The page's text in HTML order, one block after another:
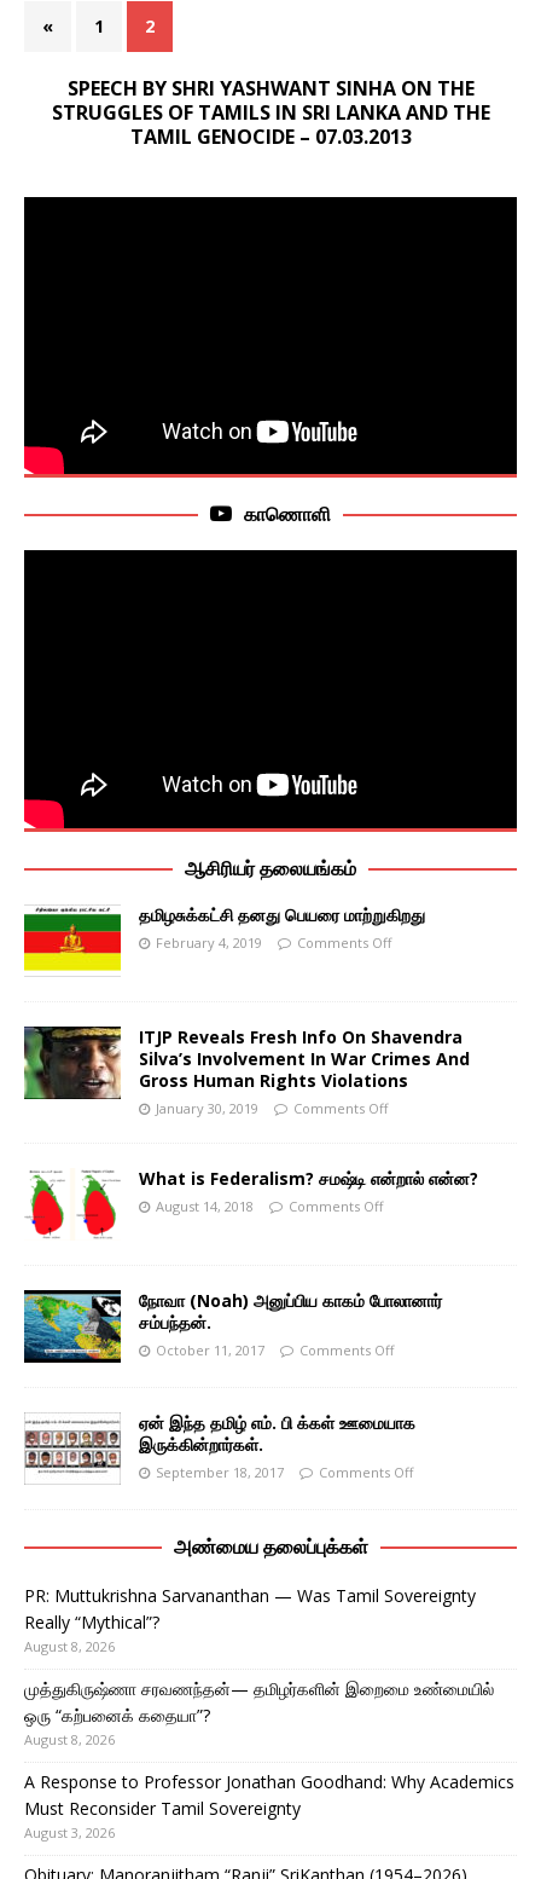
« 1 2
SPEECH BY SHRI YASHWANT SINHA ON THE
STRUGGLES OF TAMILS IN SRI LANKA AND THE
TAMIL GENOCIDE – 07.03.2013
காணொளி
ஆசிரியர் தலையங்கம்
தமிழசுக்கட்சி தனது பெயரை மாற்றுகிறது
February 4, 2019 Comments Off
ITJP Reveals Fresh Info On Shavendra
Silva’s Involvement In War Crimes And
Gross Human Rights Violations
January 30, 2019 Comments Off
What is Federalism? சமஷ்டி என்றால் என்ன?
August 14, 2018 Comments Off
நோவா (Noah) அனுப்பிய காகம் போலானார்
சம்பந்தன்.
October 11, 2017 Comments Off
ஏன் இந்த தமிழ் எம். பி க்கள் ஊமையாக
இருக்கின்றார்கள்.
September 18, 2017 Comments Off
அண்மைய தலைப்புக்கள்
PR: Muttukrishna Sarvananthan — Was Tamil Sovereignty
Really “Mythical”?
August 8, 2026
முத்துகிருஷ்ணா சரவணந்தன்— தமிழர்களின் இறைமை உண்மையில்
ஒரு “கற்பனைக் கதையா”?
August 8, 2026
A Response to Professor Jonathan Goodhand: Why Academics
Must Reconsider Tamil Sovereignty
August 3, 2026